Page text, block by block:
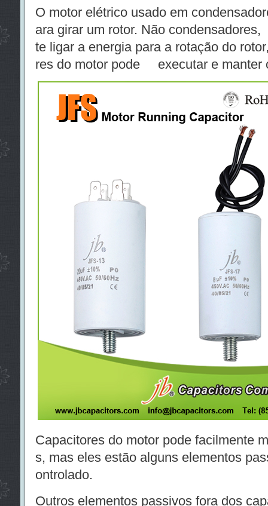
O motor elétrico usado em
ara girar um rotor. Não
te ligar a energia para a rotação do
res do motor pode executar e manter
Capacitores do motor pode facilmente
s, mas eles estão alguns elementos
ontrolado.
Outros elementos passivos fora dos